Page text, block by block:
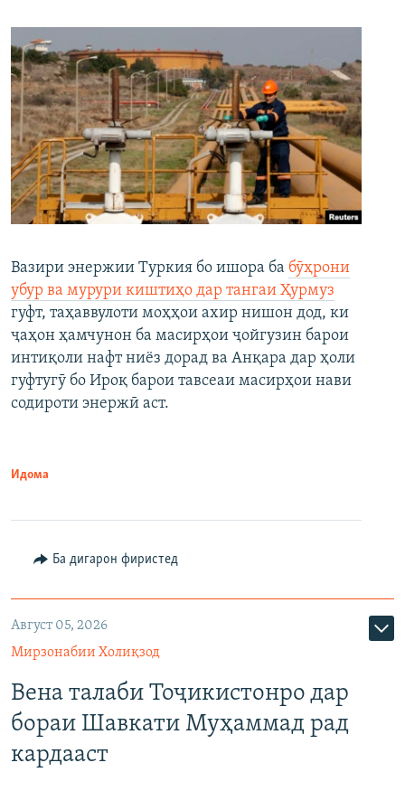
Вазири энержии Туркия бо ишора ба бӯҳрони
убур ва мурури киштиҳо дар тангаи Ҳурмуз
гуфт, таҳаввулоти моҳҳои ахир нишон дод, ки
ҷаҳон ҳамчунон ба масирҳои ҷойгузин барои
интиқоли нафт ниёз дорад ва Анқара дар ҳоли
гуфтугӯ бо Ироқ барои тавсеаи масирҳои нави
содироти энержӣ аст.
Идома
Ба дигарон фиристед
Август 05, 2026
Мирзонабии Холиқзод
Вена талаби Тоҷикистонро дар
бораи Шавкати Муҳаммад рад
кардааст